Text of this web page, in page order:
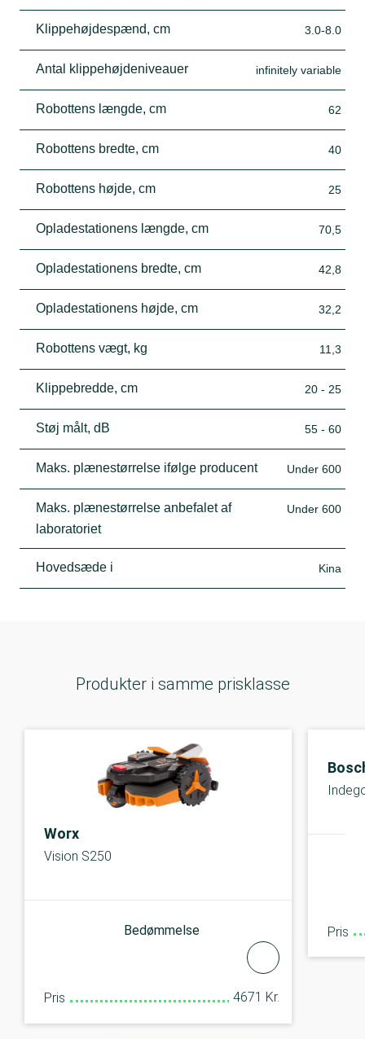
Klippehøjdespænd, cm 3.0-8.0
Antal klippehøjdeniveauer infinitely variable
Robottens længde, cm 62
Robottens bredte, cm 40
Robottens højde, cm 25
Opladestationens længde, cm 70,5
Opladestationens bredte, cm 42,8
Opladestationens højde, cm 32,2
Robottens vægt, kg 11,3
Klippebredde, cm 20 - 25
Støj målt, dB 55 - 60
Maks. plænestørrelse ifølge producent Under 600
Maks. plænestørrelse anbefalet af
laboratoriet
Under 600
Hovedsæde i Kina
Produkter i samme prisklasse
Worx
Vision S250
Bedømmelse
Pris 4671 Kr.
Pris